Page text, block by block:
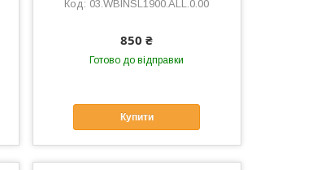
03.WBINSL1900.ALL.0.00
850 ₴
Готово до відправки
Купити